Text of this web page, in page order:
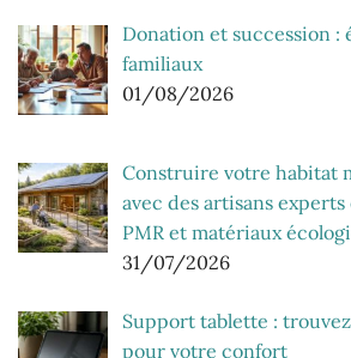
Donation et succession :
familiaux
01/08/2026
Construire votre habitat
avec des artisans
PMR et matériaux
31/07/2026
Support tablette :
pour votre confort